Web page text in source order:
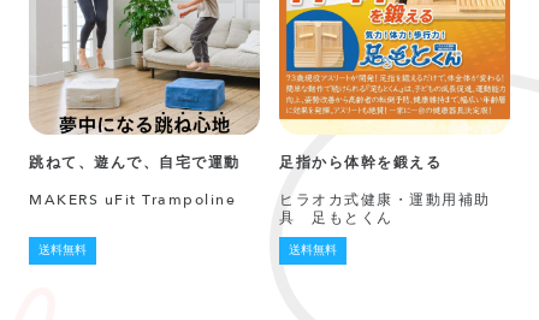
跳ねて、遊んで、自宅で運動
MAKERS uFit Trampoline
送料無料
足指から体幹を鍛える
ヒラオカ式健康・運動用補助
具 足もとくん
送料無料